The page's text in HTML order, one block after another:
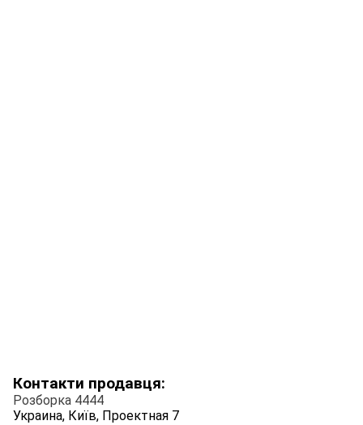
Контакти продавця:
Розборка 4444
Украина, Київ, Проектная 7